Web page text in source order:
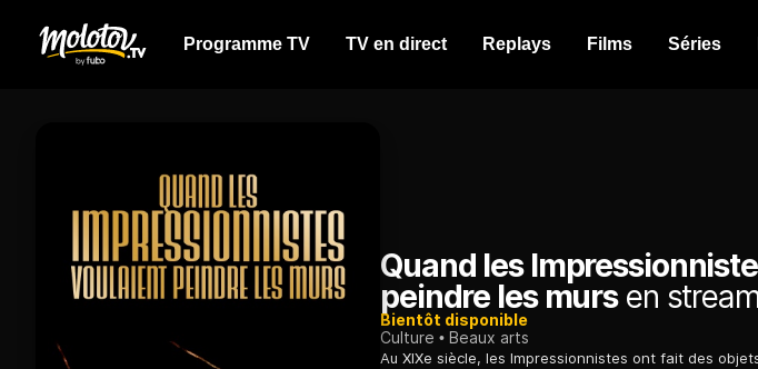
Programme TV TV en direct Replays Films Séries
Quand les
peindre les mursen
Bientôt disponible
Culture
Beaux arts
Au XIXe siècle, les Impressionnistes ont fait des